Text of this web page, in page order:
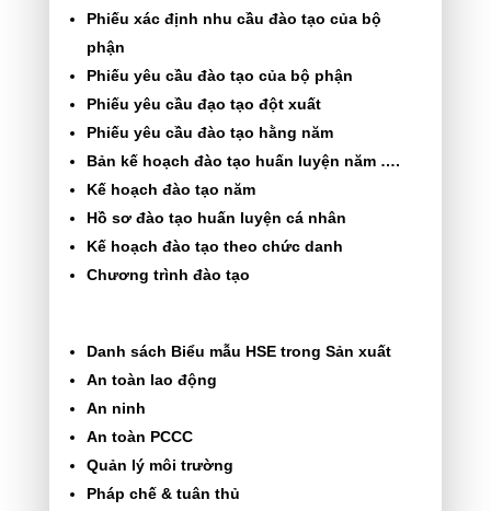
Phiếu xác định nhu cầu đào tạo của bộ
phận
Phiếu yêu cầu đào tạo của bộ phận
Phiếu yêu cầu đạo tạo đột xuất
Phiếu yêu cầu đào tạo hằng năm
Bản kế hoạch đào tạo huấn luyện năm ….
Kế hoạch đào tạo năm
Hồ sơ đào tạo huấn luyện cá nhân
Kế hoạch đào tạo theo chức danh
Chương trình đào tạo
Danh sách Biểu mẫu HSE trong Sản xuất
An toàn lao động
An ninh
An toàn PCCC
Quản lý môi trường
Pháp chế & tuân thủ